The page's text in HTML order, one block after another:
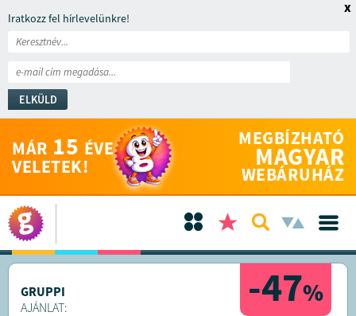
Iratkozz fel hírlevelünkre!
ELKÜLD
x
MÁR 15 ÉVE
VELETEK!
MEGBÍZHATÓ
MAGYAR
WEBÁRUHÁZ
-47%
GRUPPI
AJÁNLAT: